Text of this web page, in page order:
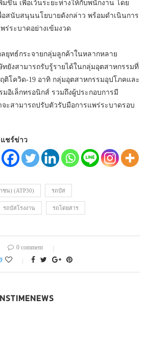
มขึ้น เพื่อเว้นระยะห่างให้กับพนักงาน โดย
อสนับสนุนนโยบายดังกล่าว พร้อมดำเนินการ
ร่ระบาดอย่างเข้มงวด
ยุทธ์กระจายกลุ่มลูกค้าในหลากหลาย
ยังสามารถรับรู้รายได้ในกลุ่มอุตสาหกรรมที่
ติโควิด-19 อาทิ กลุ่มอุตสาหกรรมอุปโภคและ
อิเล็กทรอนิกส์ รวมถึงผู้ประกอบการมี
ะสามารถปรับตัวรับมือการแพร่ระบาดรอบ
แชร์ข่าว
ชน) (ATP30) รถบัส
รถบัสโรงงาน รถโดยสาร
0 comment